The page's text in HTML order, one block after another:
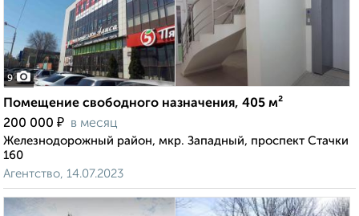
9
Помещение свободного назначения, 405 м²
200 000 ₽ в месяц
Железнодорожный район, мкр. Западный, проспект Стачки
160
Агентство, 14.07.2023